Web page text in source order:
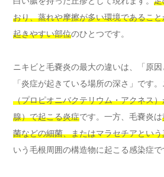
おり、蒸れや摩擦が多い環境であるこ
起きやすい部位のひとつです。
ニキビと毛嚢炎の最大の違いは、「原
「炎症が起きている場所の深さ」です
（プロピオニバクテリウム・アクネス
腺）で起こる炎症です。一方、毛嚢炎は
菌などの細菌、またはマラセチアとい
いう毛根周囲の構造物に起こる感染症で